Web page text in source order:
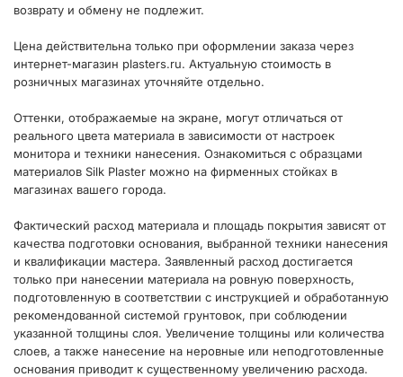
возврату и обмену не подлежит.
Цена действительна только при оформлении заказа через
интернет-магазин plasters.ru. Актуальную стоимость в
розничных магазинах уточняйте отдельно.
Оттенки, отображаемые на экране, могут отличаться от
реального цвета материала в зависимости от настроек
монитора и техники нанесения. Ознакомиться с образцами
материалов Silk Plaster можно на фирменных стойках в
магазинах вашего города.
Фактический расход материала и площадь покрытия зависят от
качества подготовки основания, выбранной техники нанесения
и квалификации мастера. Заявленный расход достигается
только при нанесении материала на ровную поверхность,
подготовленную в соответствии с инструкцией и обработанную
рекомендованной системой грунтовок, при соблюдении
указанной толщины слоя. Увеличение толщины или количества
слоев, а также нанесение на неровные или неподготовленные
основания приводит к существенному увеличению расхода.